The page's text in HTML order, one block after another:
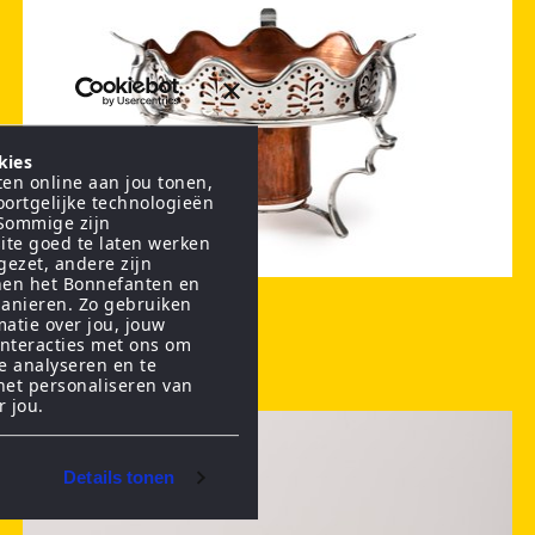
online aan jou tonen,
technologieën
zijn
goed te laten werken
andere zijn
het Bonnefanten en
Zo gebruiken
over jou, jouw
met ons om
analyseren en te
personaliseren van
jou.
Details tonen
Komfoor